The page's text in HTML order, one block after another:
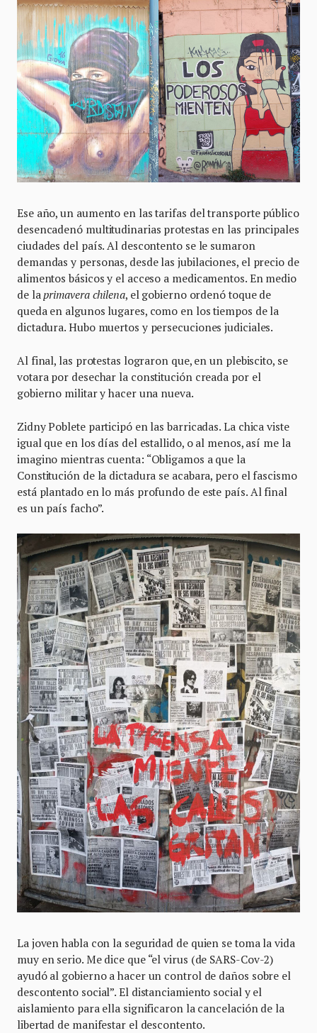
Ese año, un aumento en las tarifas del transporte público
desencadenó multitudinarias protestas en las principales
ciudades del país. Al descontento se le sumaron
demandas y personas, desde las jubilaciones, el precio de
alimentos básicos y el acceso a medicamentos. En medio
de laprimavera chilena, el gobierno ordenó toque de
queda en algunos lugares, como en los tiempos de la
dictadura. Hubo muertos y persecuciones judiciales.
Al final, las protestas lograron que, en un plebiscito, se
votara por desechar la constitución creada por el
gobierno militar y hacer una nueva.
Zidny Poblete participó en las barricadas. La chica viste
igual que en los días del estallido, o al menos, así me la
imagino mientras cuenta: “Obligamos a que la
Constitución de la dictadura se acabara, pero el fascismo
está plantado en lo más profundo de este país. Al final
es un país facho”.
La joven habla con la seguridad de quien se toma la vida
muy en serio. Me dice que “el virus (de SARS-Cov-2)
ayudó al gobierno a hacer un control de daños sobre el
descontento social”. El distanciamiento social y el
aislamiento para ella significaron la cancelación de la
libertad de manifestar el descontento.